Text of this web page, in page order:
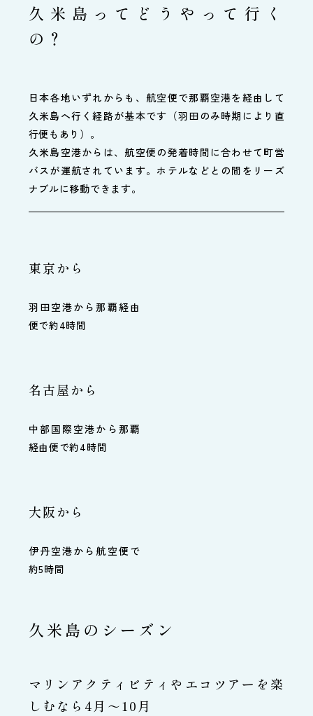
久米島ってどうやって行く
の？
日本各地いずれからも、航空便で那覇空港を経由して
久米島へ行く経路が基本です（羽田のみ時期により直
行便もあり）。
久米島空港からは、航空便の発着時間に合わせて町営
バスが運航されています。ホテルなどとの間をリーズ
ナブルに移動できます。
東京から
羽田空港から那覇経由
便で約4時間
名古屋から
中部国際空港から那覇
経由便で約4時間
大阪から
伊丹空港から航空便で
約5時間
久米島のシーズン
マリンアクティビティやエコツアーを楽
しむなら4月～10月